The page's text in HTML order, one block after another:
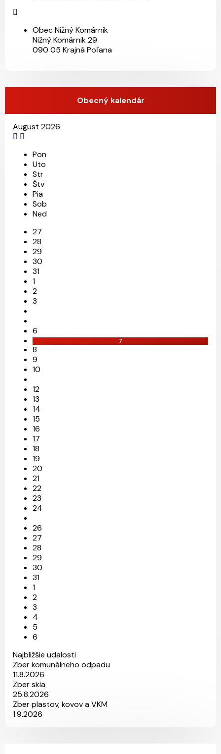
Obec Nižný Komárnik
Nižný Komárnik 29
090 05 Krajná Poľana
Obecný kalendár
August 2026
Pon
Uto
Str
Štv
Pia
Sob
Ned
27
28
29
30
31
1
2
3
6
7
8
9
10
12
13
14
15
16
17
18
19
20
21
22
23
24
26
27
28
29
30
31
1
2
3
4
5
6
Najbližšie udalosti
Zber komunálneho odpadu
11.8.2026
Zber skla
25.8.2026
Zber plastov, kovov a VKM
1.9.2026